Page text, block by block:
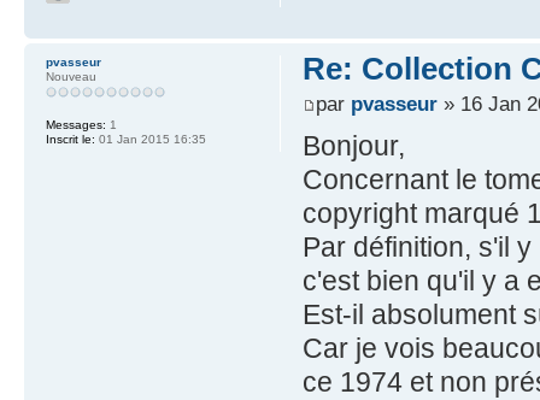
Re: Collection
par pvasseur» 16 Jan
Bonjour,
Concernant le
copyright marqué
Par définition, s'il
c'est bien qu'il y a
Est-il absolument
Car je vois
ce 1974 et non
pvasseur
Nouveau
Messages: 1
Inscrit le: 01 Jan 2015 16:35